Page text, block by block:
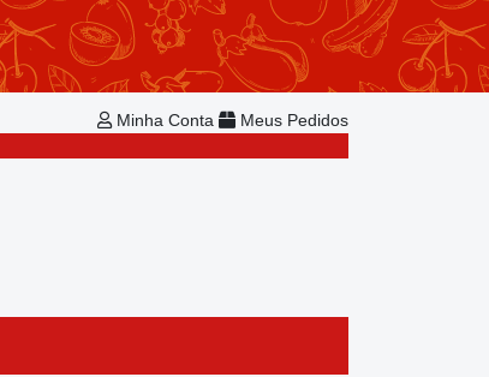
Repetir Pedido
Minha Conta
Bem-vindo!Já é cadastrado?
Minha Conta
Meus Pedidos